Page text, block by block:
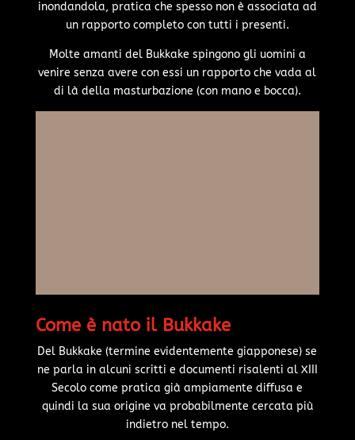
inondandola, pratica che spesso non è associata ad
un rapporto completo con tutti i presenti.
Molte amanti del Bukkake spingono gli uomini a
venire senza avere con essi un rapporto che vada al
di là della masturbazione (con mano e bocca).
Come è nato il Bukkake
Del Bukkake (termine evidentemente giapponese) se
ne parla in alcuni scritti e documenti risalenti al XIII
Secolo come pratica già ampiamente diffusa e
quindi la sua origine va probabilmente cercata più
indietro nel tempo.